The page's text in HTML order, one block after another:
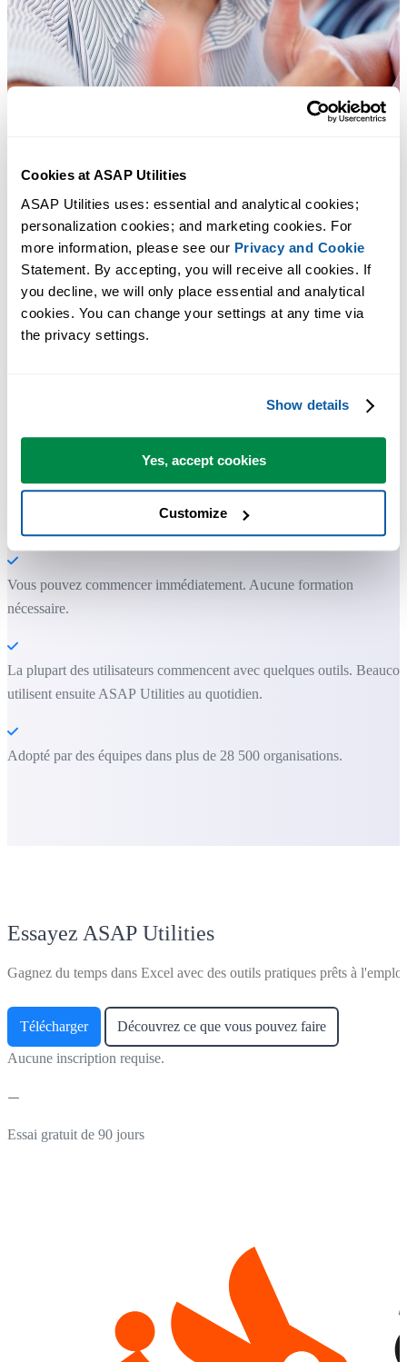
Cookies at ASAP Utilities
ASAP Utilities uses: essential and analytical cookies;
personalization cookies; and marketing cookies. For
more information, please see our Privacy and Cookie
Statement. By accepting, you will receive all cookies. If
you decline, we will only place essential and analytical
cookies. You can change your settings at any time via
the privacy settings.
Show details
Yes, accept cookies
Customize
qu'Excel seul ne permet pas.
Vous pouvez commencer immédiatement. Aucune formation
nécessaire.
La plupart des utilisateurs commencent avec quelques outils.
utilisent ensuite ASAP Utilities au quotidien.
Adopté par des équipes dans plus de 28 500 organisations.
Essayez ASAP Utilities
Gagnez du temps dans Excel avec des outils pratiques prêts à
Télécharger Découvrez ce que vous pouvez faire
Aucune inscription requise.
Essai gratuit de 90 jours